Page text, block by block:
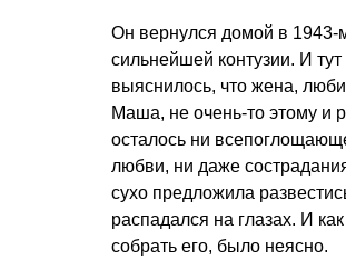
Он вернулся домой в 1943-
сильнейшей контузии. И тут
выяснилось, что жена,
Маша, не очень-то этому и
осталось ни
любви, ни даже
сухо предложила
распадался на глазах. И
собрать его, было неясно.